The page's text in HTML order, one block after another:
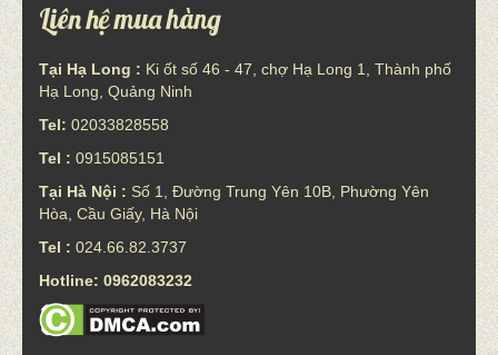
Liên hệ mua hàng
Tại Hạ Long : Ki ốt số 46 - 47, chợ Hạ Long 1, Thành phố
Hạ Long, Quảng Ninh
Tel: 02033828558
Tel : 0915085151
Tại Hà Nội : Số 1, Đường Trung Yên 10B, Phường Yên
Hòa, Cầu Giấy, Hà Nội
Tel : 024.66.82.3737
Hotline: 0962083232